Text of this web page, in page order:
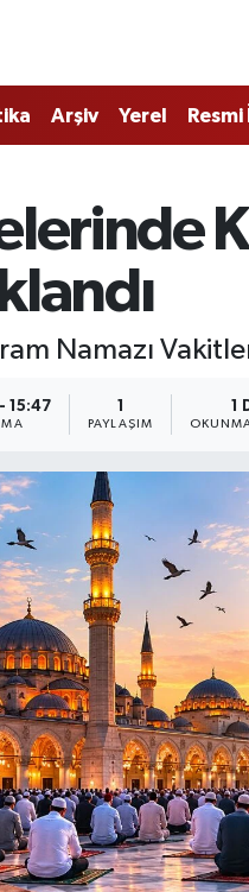
Arşiv Yerel
Namazı
15:47 1
PAYLAŞIM
1